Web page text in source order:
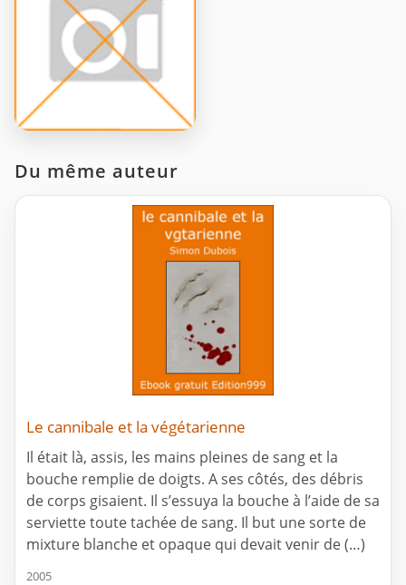
Du même auteur
Le cannibale et la végétarienne
Il était là, assis, les mains pleines de sang et la
bouche remplie de doigts. A ses côtés, des débris
de corps gisaient. Il s’essuya la bouche à l’aide de sa
serviette toute tachée de sang. Il but une sorte de
mixture blanche et opaque qui devait venir de (…)
2005